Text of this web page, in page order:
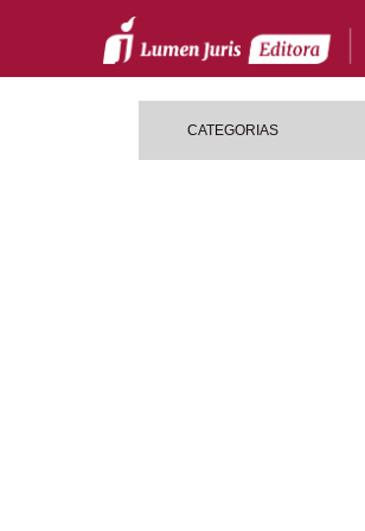
CATEGORIAS